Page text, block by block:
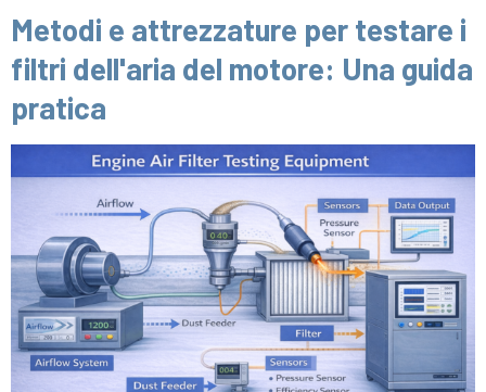
Metodi e attrezzature per testare i
filtri dell'aria del motore: Una guida
pratica